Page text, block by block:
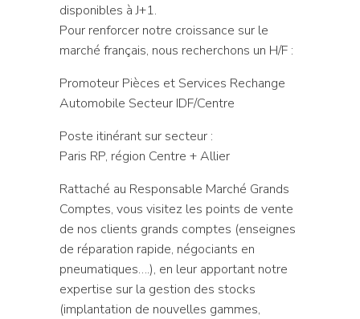
disponibles à J+1.
Pour renforcer notre croissance sur le
marché français, nous recherchons un H/F :
Promoteur Pièces et Services Rechange
Automobile Secteur IDF/Centre
Poste itinérant sur secteur :
Paris RP, région Centre + Allier
Rattaché au Responsable Marché Grands
Comptes, vous visitez les points de vente
de nos clients grands comptes (enseignes
de réparation rapide, négociants en
pneumatiques….), en leur apportant notre
expertise sur la gestion des stocks
(implantation de nouvelles gammes,